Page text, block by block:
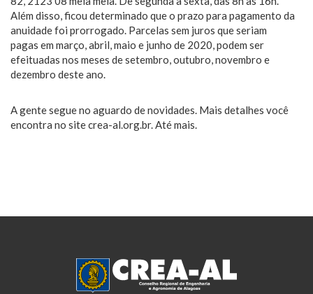
Além disso, ficou determinado que o prazo para pagamento da
anuidade foi prorrogado. Parcelas sem juros que seriam
pagas em março, abril, maio e junho de 2020, podem ser
efeituadas nos meses de setembro, outubro, novembro e
dezembro deste ano.
A gente segue no aguardo de novidades. Mais detalhes você
encontra no site crea-al.org.br. Até mais.